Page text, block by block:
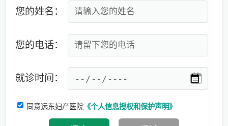
您的姓名：
您的电话：
就诊时间：
同意远东妇产医院《个人信息授权和保护声明》